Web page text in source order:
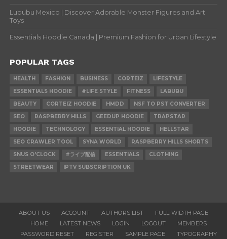
Lububu Mexico | Discover Adorable Monster Figures and Art
Toys
Essentials Hoodie Canada | Premium Fashion for Urban Lifestyle
POPULAR TAGS
HEALTH FASHION BUSINESS CORTEIZ
LIFESTYLE
ESSENTIALS HOODIE
#LIFE STYLE FITNESS
LABUBU
BEAUTY
CORTEIZ HOODIE HMDD
NSF TO PST CONVERTER
SEO
RASPBERRY HILLS GEEDUP HOODIE
TRAPSTAR
HOODIE
TECHNOLOGY ESSENTIAL HOODIE
HELLSTAR
SEO CRAWLER TOOL
SYNA WORLD
RASPBERRY HILLS SHORTS
SNUS O'CLOCK
#ライブ配信 ESSENTIALS
CLOTHING
STREETWEAR
IPTV SUBSCRIPTION UK
ABOUT US ACCOUNT AUTHORS LIST
FULL-WIDTH PAGE
HOME
LATEST NEWS LOGIN LOGOUT
MEMBERS
PASSWORD RESET
REGISTER SAMPLE PAGE TYPOGRAPHY